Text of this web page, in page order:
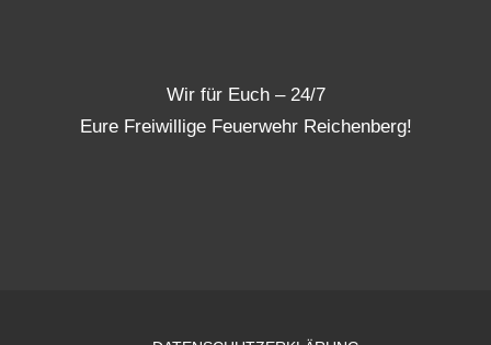
Wir für Euch – 24/7
Eure Freiwillige Feuerwehr Reichenberg!